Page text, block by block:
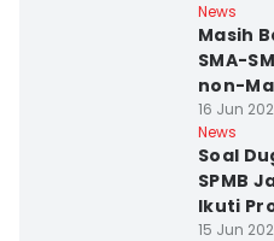
News
Masih
SMA-
non-
16 Jun
News
Soal
SPMB
Ikuti
15 Jun